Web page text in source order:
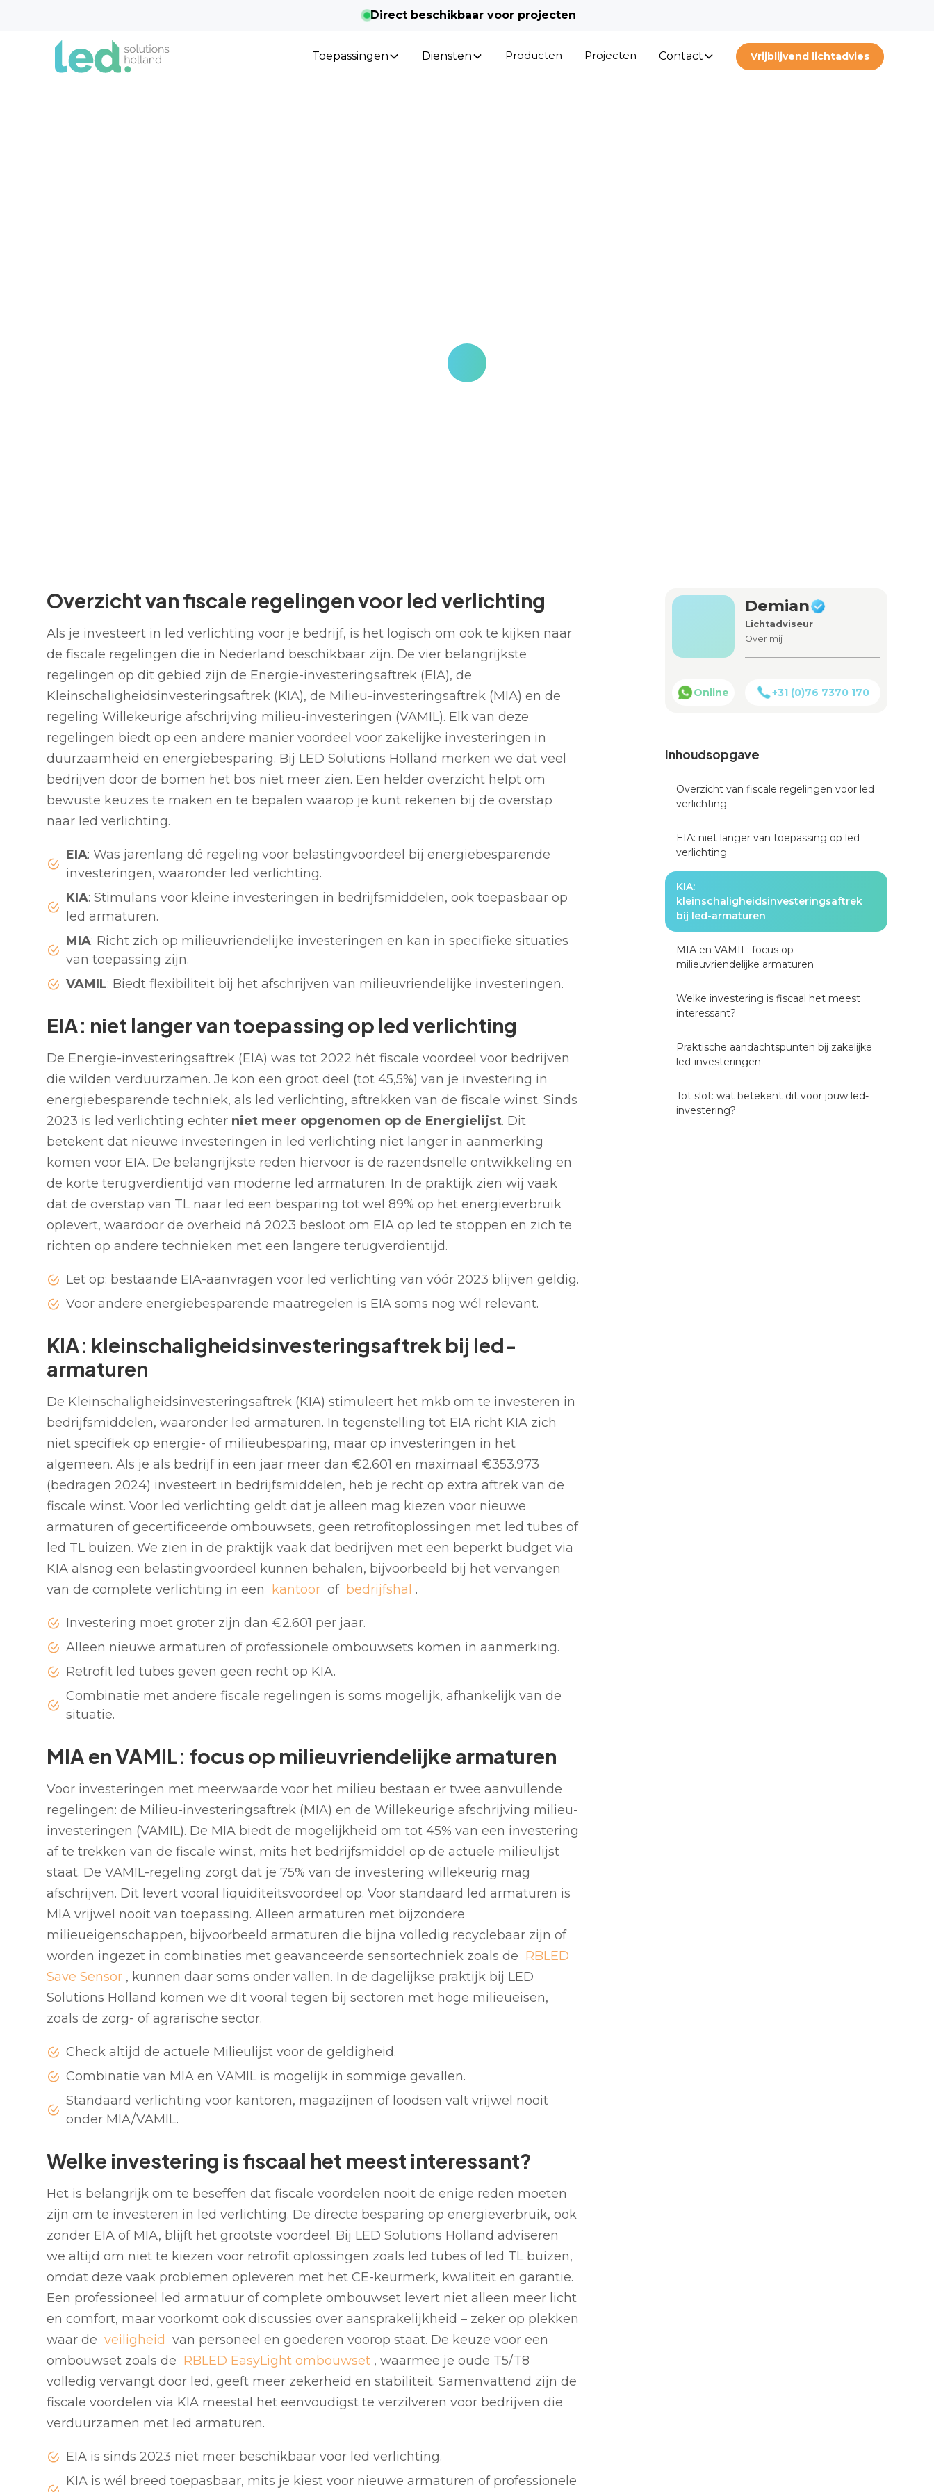
Direct beschikbaar voor projecten
Toepassingen Diensten Producten Projecten Contact Vrijblijvend lichtadvies
Overzicht van fiscale regelingen voor led verlichting
Als je investeert in led verlichting voor je bedrijf, is het logisch om ook te kijken naar
de fiscale regelingen die in Nederland beschikbaar zijn. De vier belangrijkste
regelingen op dit gebied zijn de Energie-investeringsaftrek (EIA), de
Kleinschaligheidsinvesteringsaftrek (KIA), de Milieu-investeringsaftrek (MIA) en de
regeling Willekeurige afschrijving milieu-investeringen (VAMIL). Elk van deze
regelingen biedt op een andere manier voordeel voor zakelijke investeringen in
duurzaamheid en energiebesparing. Bij LED Solutions Holland merken we dat veel
bedrijven door de bomen het bos niet meer zien. Een helder overzicht helpt om
bewuste keuzes te maken en te bepalen waarop je kunt rekenen bij de overstap
naar led verlichting.
EIA: Was jarenlang dé regeling voor belastingvoordeel bij energiebesparende
investeringen, waaronder led verlichting.
KIA: Stimulans voor kleine investeringen in bedrijfsmiddelen, ook toepasbaar op
led armaturen.
MIA: Richt zich op milieuvriendelijke investeringen en kan in specifieke situaties
van toepassing zijn.
VAMIL: Biedt flexibiliteit bij het afschrijven van milieuvriendelijke investeringen.
EIA: niet langer van toepassing op led verlichting
De Energie-investeringsaftrek (EIA) was tot 2022 hét fiscale voordeel voor bedrijven
die wilden verduurzamen. Je kon een groot deel (tot 45,5%) van je investering in
energiebesparende techniek, als led verlichting, aftrekken van de fiscale winst. Sinds
2023 is led verlichting echter niet meer opgenomen op de Energielijst. Dit
betekent dat nieuwe investeringen in led verlichting niet langer in aanmerking
komen voor EIA. De belangrijkste reden hiervoor is de razendsnelle ontwikkeling en
de korte terugverdientijd van moderne led armaturen. In de praktijk zien wij vaak
dat de overstap van TL naar led een besparing tot wel 89% op het energieverbruik
oplevert, waardoor de overheid ná 2023 besloot om EIA op led te stoppen en zich te
richten op andere technieken met een langere terugverdientijd.
Let op: bestaande EIA-aanvragen voor led verlichting van vóór 2023 blijven geldig.
Voor andere energiebesparende maatregelen is EIA soms nog wél relevant.
KIA: kleinschaligheidsinvesteringsaftrek bij led-
armaturen
De Kleinschaligheidsinvesteringsaftrek (KIA) stimuleert het mkb om te investeren in
bedrijfsmiddelen, waaronder led armaturen. In tegenstelling tot EIA richt KIA zich
niet specifiek op energie- of milieubesparing, maar op investeringen in het
algemeen. Als je als bedrijf in een jaar meer dan €2.601 en maximaal €353.973
(bedragen 2024) investeert in bedrijfsmiddelen, heb je recht op extra aftrek van de
fiscale winst. Voor led verlichting geldt dat je alleen mag kiezen voor nieuwe
armaturen of gecertificeerde ombouwsets, geen retrofitoplossingen met led tubes of
led TL buizen. We zien in de praktijk vaak dat bedrijven met een beperkt budget via
KIA alsnog een belastingvoordeel kunnen behalen, bijvoorbeeld bij het vervangen
van de complete verlichting in een
kantoor of bedrijfshal .
Investering moet groter zijn dan €2.601 per jaar.
Alleen nieuwe armaturen of professionele ombouwsets komen in aanmerking.
Retrofit led tubes geven geen recht op KIA.
Combinatie met andere fiscale regelingen is soms mogelijk, afhankelijk van de
situatie.
MIA en VAMIL: focus op milieuvriendelijke armaturen
Voor investeringen met meerwaarde voor het milieu bestaan er twee aanvullende
regelingen: de Milieu-investeringsaftrek (MIA) en de Willekeurige afschrijving milieu-
investeringen (VAMIL). De MIA biedt de mogelijkheid om tot 45% van een investering
af te trekken van de fiscale winst, mits het bedrijfsmiddel op de actuele milieulijst
staat. De VAMIL-regeling zorgt dat je 75% van de investering willekeurig mag
afschrijven. Dit levert vooral liquiditeitsvoordeel op. Voor standaard led armaturen is
MIA vrijwel nooit van toepassing. Alleen armaturen met bijzondere
milieueigenschappen, bijvoorbeeld armaturen die bijna volledig recyclebaar zijn of
worden ingezet in combinaties met geavanceerde sensortechniek zoals de RBLED
Save Sensor , kunnen daar soms onder vallen. In de dagelijkse praktijk bij LED
Solutions Holland komen we dit vooral tegen bij sectoren met hoge milieueisen,
zoals de zorg- of agrarische sector.
Check altijd de actuele Milieulijst voor de geldigheid.
Combinatie van MIA en VAMIL is mogelijk in sommige gevallen.
Standaard verlichting voor kantoren, magazijnen of loodsen valt vrijwel nooit
onder MIA/VAMIL.
Welke investering is fiscaal het meest interessant?
Het is belangrijk om te beseffen dat fiscale voordelen nooit de enige reden moeten
zijn om te investeren in led verlichting. De directe besparing op energieverbruik, ook
zonder EIA of MIA, blijft het grootste voordeel. Bij LED Solutions Holland adviseren
we altijd om niet te kiezen voor retrofit oplossingen zoals led tubes of led TL buizen,
omdat deze vaak problemen opleveren met het CE-keurmerk, kwaliteit en garantie.
Een professioneel led armatuur of complete ombouwset levert niet alleen meer licht
en comfort, maar voorkomt ook discussies over aansprakelijkheid – zeker op plekken
waar de veiligheid van personeel en goederen voorop staat. De keuze voor een
ombouwset zoals de RBLED EasyLight ombouwset , waarmee je oude T5/T8
volledig vervangt door led, geeft meer zekerheid en stabiliteit. Samenvattend zijn de
fiscale voordelen via KIA meestal het eenvoudigst te verzilveren voor bedrijven die
verduurzamen met led armaturen.
EIA is sinds 2023 niet meer beschikbaar voor led verlichting.
KIA is wél breed toepasbaar, mits je kiest voor nieuwe armaturen of professionele
Demian
Lichtadviseur
Over mij
Online +31 (0)76 7370 170
Inhoudsopgave
Overzicht van fiscale regelingen voor led
verlichting
EIA: niet langer van toepassing op led
verlichting
KIA:
kleinschaligheidsinvesteringsaftrek
bij led-armaturen
MIA en VAMIL: focus op
milieuvriendelijke armaturen
Welke investering is fiscaal het meest
interessant?
Praktische aandachtspunten bij zakelijke
led-investeringen
Tot slot: wat betekent dit voor jouw led-
investering?